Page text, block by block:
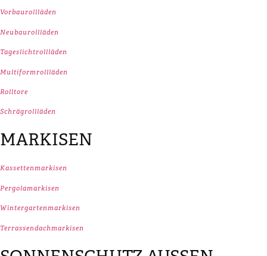
Vorbaurollläden
Neubaurollläden
Tageslichtrollläden
Multiformrollläden
Rolltore
Schrägrollläden
MARKISEN
Kassettenmarkisen
Pergolamarkisen
Wintergartenmarkisen
Terrassendachmarkisen